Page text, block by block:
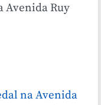
Avenida Ruy
na Avenida